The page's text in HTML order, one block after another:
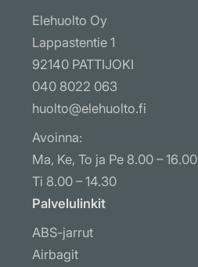
Elehuolto Oy
Lappastentie 1
92140 PATTIJOKI
040 8022 063
huolto@elehuolto.fi
Avoinna:
Ma, Ke, To ja Pe 8.00 – 16.00
Ti 8.00 – 14.30
Palvelulinkit
ABS-jarrut
Airbagit